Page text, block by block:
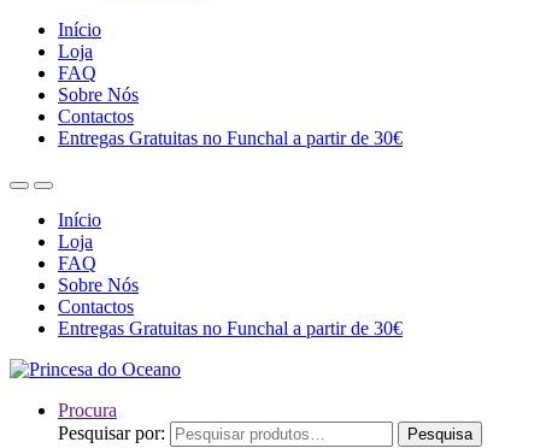
Início
Loja
FAQ
Sobre Nós
Contactos
Entregas Gratuitas no Funchal a partir de 30€
Início
Loja
FAQ
Sobre Nós
Contactos
Entregas Gratuitas no Funchal a partir de 30€
Procura
Pesquisar por:
Pesquisa